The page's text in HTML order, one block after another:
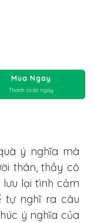
Mua Ngay
Thanh toán ngay
ý nghĩa mà
thân, thầy cô
lại tình cảm
tự nghĩ ra câu
ý nghĩa của